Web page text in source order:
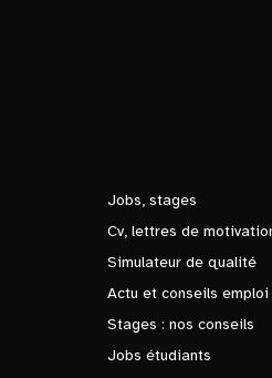
Jobs, stages
Cv, lettres de
Simulateur de qualité
Actu et conseils emploi
Stages : nos conseils
Jobs étudiants